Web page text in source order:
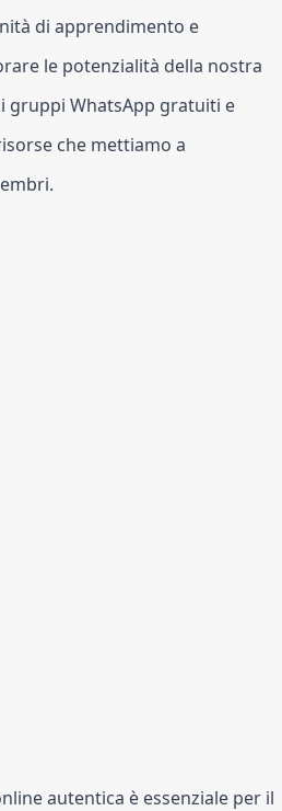
di apprendimento e
le potenzialità della nostra
gruppi WhatsApp gratuiti e
che mettiamo a
autentica è essenziale per il